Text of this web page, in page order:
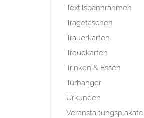
Textilspannrahmen
Tragetaschen
Trauerkarten
Treuekarten
Trinken & Essen
Türhänger
Urkunden
Veranstaltungsplakate